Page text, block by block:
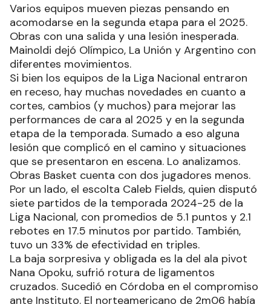
Varios equipos mueven piezas pensando en
acomodarse en la segunda etapa para el 2025.
Obras con una salida y una lesión inesperada.
Mainoldi dejó Olímpico, La Unión y Argentino con
diferentes movimientos.
Si bien los equipos de la Liga Nacional entraron
en receso, hay muchas novedades en cuanto a
cortes, cambios (y muchos) para mejorar las
performances de cara al 2025 y en la segunda
etapa de la temporada. Sumado a eso alguna
lesión que complicó en el camino y situaciones
que se presentaron en escena. Lo analizamos.
Obras Basket cuenta con dos jugadores menos.
Por un lado, el escolta Caleb Fields, quien disputó
siete partidos de la temporada 2024-25 de la
Liga Nacional, con promedios de 5.1 puntos y 2.1
rebotes en 17.5 minutos por partido. También,
tuvo un 33% de efectividad en triples.
La baja sorpresiva y obligada es la del ala pivot
Nana Opoku, sufrió rotura de ligamentos
cruzados. Sucedió en Córdoba en el compromiso
ante Instituto. El norteamericano de 2m06 había